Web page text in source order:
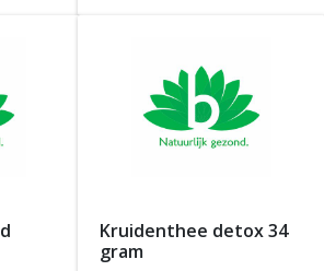
kruidenthee detox 34
gram